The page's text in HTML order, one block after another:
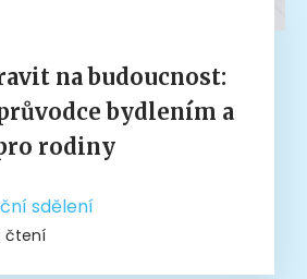
na budoucnost:
bydlením a
rodiny
sdělení
čtení